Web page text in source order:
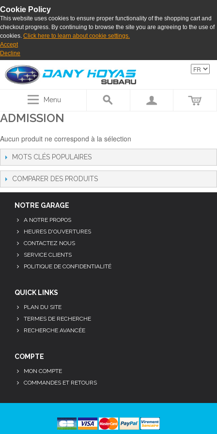
Cookie Policy
This website uses cookies to ensure proper functionality of the shopping cart and
checkout progress. By continuing to browse the site you are agreeing to the use of
cookies. Click here to learn about cookie settings.
Accept
Decline
Menu
ADMISSION
Aucun produit ne correspond à la sélection
MOTS CLÉS POPULAIRES
COMPARER DES PRODUITS
NOTRE GARAGE
A NOTRE PROPOS
HEURES D'OUVERTURES
CONTACTEZ NOUS
SERVICE CLIENTS
POLITIQUE DE CONFIDENTIALITÉ
QUICK LINKS
PLAN DU SITE
TERMES DE RECHERCHE
RECHERCHE AVANCÉE
COMPTE
MON COMPTE
COMMANDES ET RETOURS